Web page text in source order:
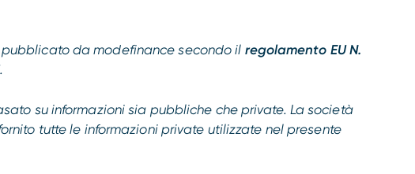
da modefinance secondo il regolamento EU N.
.
su informazioni sia pubbliche che private. La società
tutte le informazioni private utilizzate nel presente